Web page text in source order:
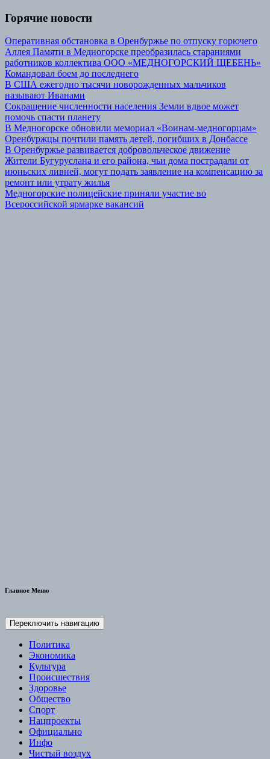
Горячие новости
Оперативная обстановка в Оренбуржье по отпуску горючего
Аллея Памяти в Медногорске преобразилась стараниями
работников коллектива ООО «МЕДНОГОРСКИЙ ЩЕБЕНЬ»
Командовал боем до последнего
В США ежегодно тысячи новорожденных мальчиков
называют Иванами
Сокращение численности населения Земли вдвое может
помочь спасти планету
В Медногорске обновили мемориал «Воинам-медногорцам»
Оренбуржцы почтили память детей, погибших в Донбассе
В Оренбуржье развивается добровольческое движение
Жители Бугуруслана и его района, чьи дома пострадали от
июньских ливней, могут подать заявление на компенсацию за
ремонт или утрату жилья
Медногорские полицейские приняли участие во
Всероссийской ярмарке вакансий
Главное Меню
Переключить навигацию
Политика
Экономика
Культура
Происшествия
Здоровье
Общество
Спорт
Нацпроекты
Официально
Инфо
Чистый воздух